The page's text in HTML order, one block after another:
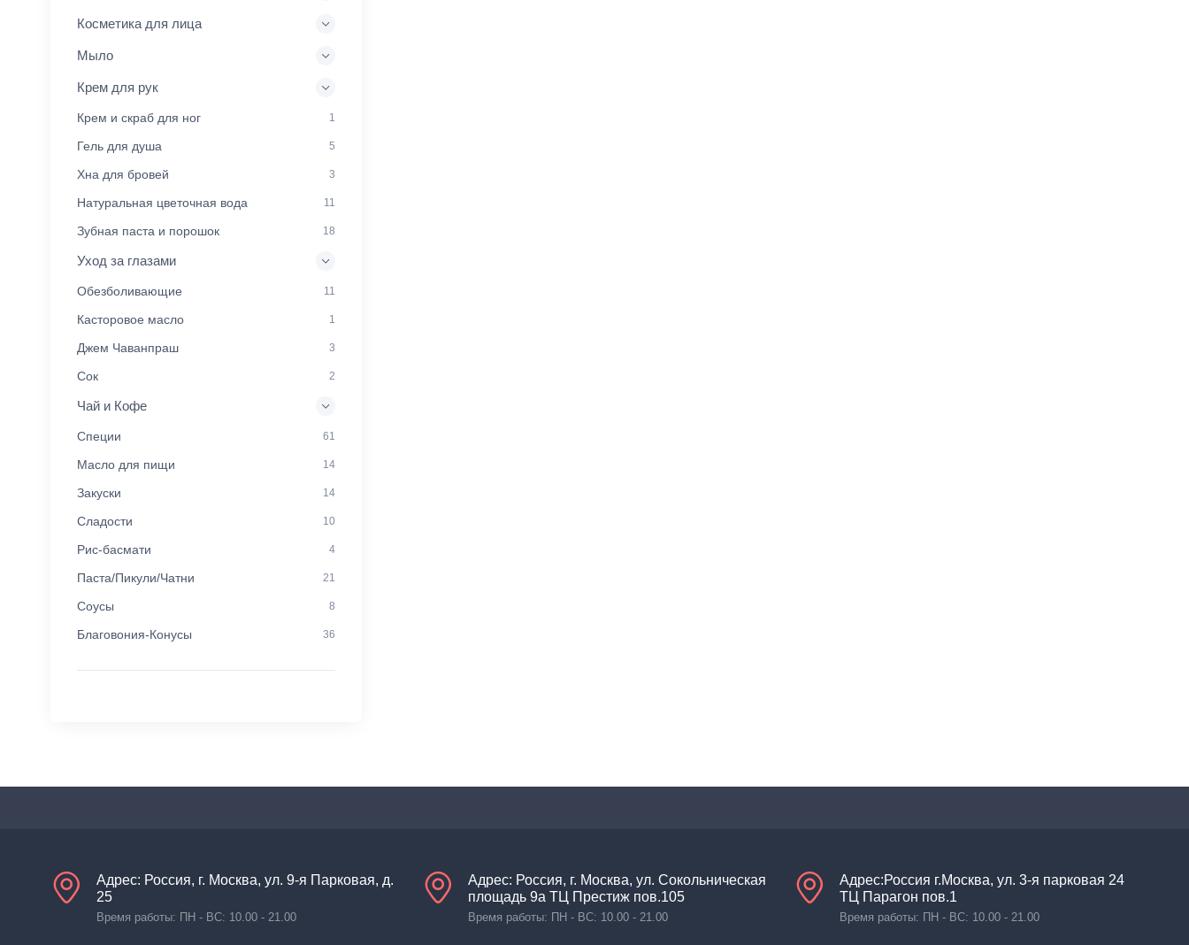
Косметика для лица
Мыло
Крем для рук
Крем и скраб для ног 1
Гель для душа 5
Хна для бровей 3
Натуральная цветочная вода 11
Зубная паста и порошок 18
Уход за глазами
Обезболивающие 11
Касторовое масло 1
Джем Чаванпраш 3
Сок 2
Чай и Кофе
Специи 61
Масло для пищи 14
Закуски 14
Сладости 10
Рис-басмати 4
Паста/Пикули/Чатни 21
Соусы 8
Благовония-Конусы 36
Адрес: Россия, г. Москва, ул. 9-я Парковая, д.
25
Время работы: ПН - ВС: 10.00 - 21.00
Адрес: Россия, г. Москва, ул. Сокольническая
площадь 9а ТЦ Престиж пов.105
Время работы: ПН - ВС: 10.00 - 21.00
Адрес:Россия г.Москва, ул. 3-я парковая 24
ТЦ Парагон пов.1
Время работы: ПН - ВС: 10.00 - 21.00